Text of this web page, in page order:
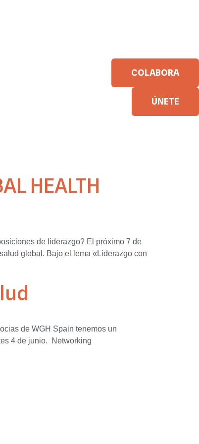
COLABORA
ÚNETE
HEALTH
de liderazgo? El próximo 7 de
global. Bajo el lema «Liderazgo con
de WGH Spain tenemos un
4 de junio. Networking